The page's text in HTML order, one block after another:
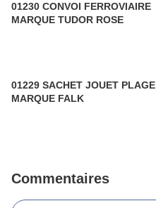
01230 CONVOI FERROVIAIRE
MARQUE TUDOR ROSE
01229 SACHET JOUET PLAGE
MARQUE FALK
Commentaires